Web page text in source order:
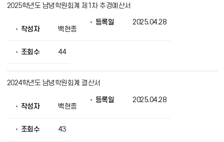
2025학년도 남녕학원회계 제1차 추경예산서
작성자 백현종
등록일 2025.04.28
조회수 44
2024학년도 남녕학원회계 결산서
작성자 백현종
등록일 2025.04.28
조회수 43